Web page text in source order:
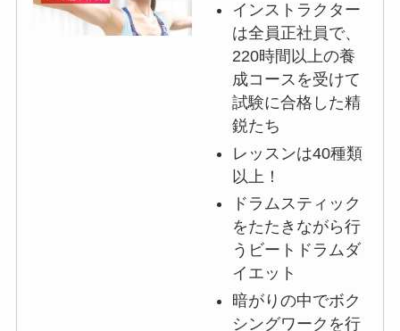
インストラクター
は全員正社員で、
220時間以上の養
成コースを受けて
試験に合格した精
鋭たち
レッスンは40種類
以上！
ドラムスティック
をたたきながら行
うビートドラムダ
イエット
暗がりの中でボク
シングワークを行